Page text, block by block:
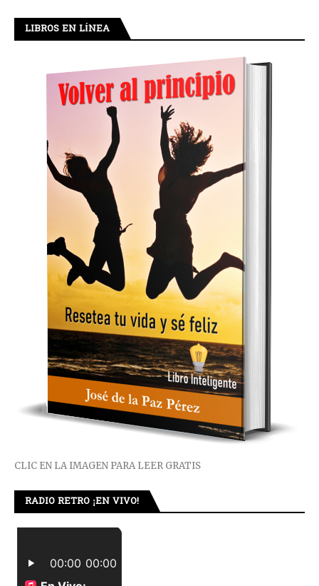
LIBROS EN LÍNEA
CLIC EN LA IMAGEN PARA LEER GRATIS
RADIO RETRO ¡EN VIVO!